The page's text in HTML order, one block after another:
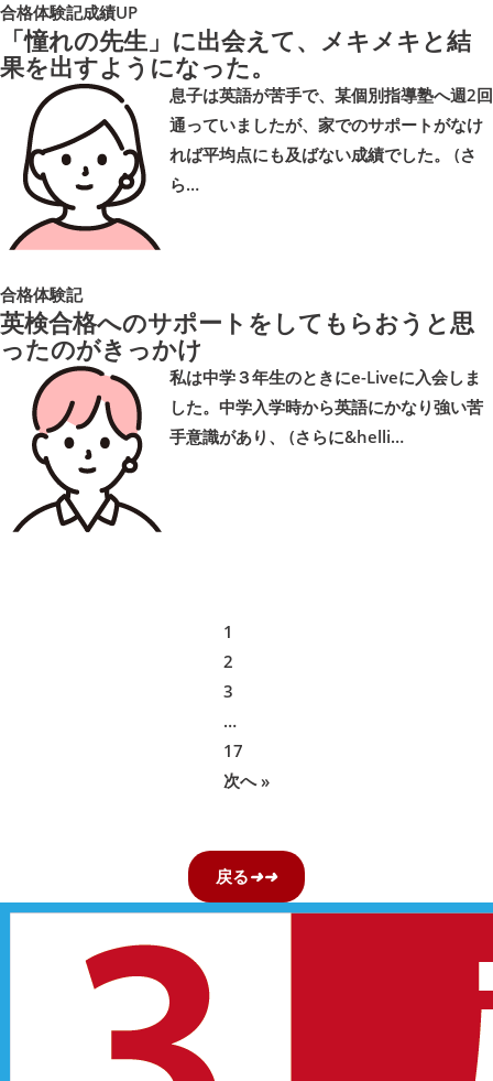
合格体験記成績UP
「憧れの先生」に出会えて、メキメキと結
果を出すようになった。
息子は英語が苦手で、某個別指導塾へ週2回
通っていましたが、家でのサポートがなけ
れば平均点にも及ばない成績でした。 (さ
ら…
合格体験記
英検合格へのサポートをしてもらおうと思
ったのがきっかけ
私は中学３年生のときにe-Liveに入会しま
した。中学入学時から英語にかなり強い苦
手意識があり、 (さらに&helli…
1
2
3
…
17
次へ »
戻る➜➜